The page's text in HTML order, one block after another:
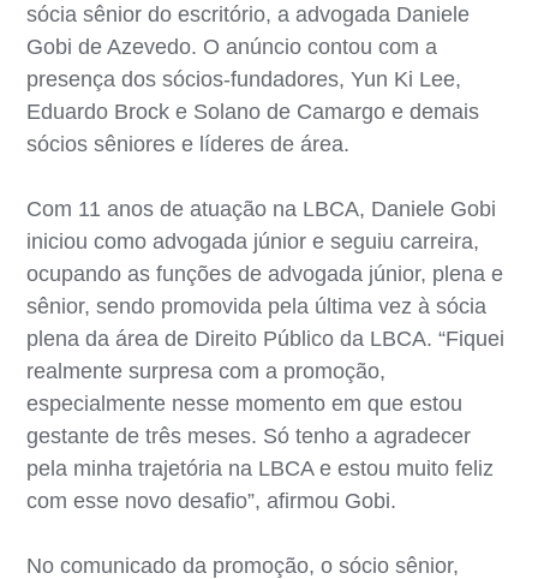
sócia sênior do escritório, a advogada Daniele
Gobi de Azevedo. O anúncio contou com a
presença dos sócios-fundadores, Yun Ki Lee,
Eduardo Brock e Solano de Camargo e demais
sócios sêniores e líderes de área.
Com 11 anos de atuação na LBCA, Daniele Gobi
iniciou como advogada júnior e seguiu carreira,
ocupando as funções de advogada júnior, plena e
sênior, sendo promovida pela última vez à sócia
plena da área de Direito Público da LBCA. “Fiquei
realmente surpresa com a promoção,
especialmente nesse momento em que estou
gestante de três meses. Só tenho a agradecer
pela minha trajetória na LBCA e estou muito feliz
com esse novo desafio”, afirmou Gobi.
No comunicado da promoção, o sócio sênior,